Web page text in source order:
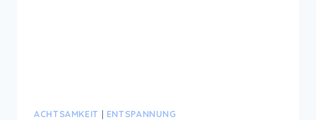
ACHTSAMKEIT | ENTSPANNUNG